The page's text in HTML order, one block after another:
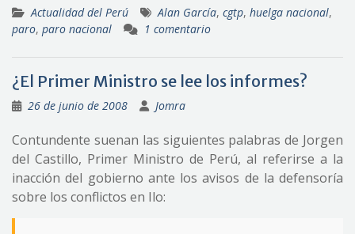
Actualidad del Perú Alan García, cgtp, huelga nacional,
paro, paro nacional 1 comentario
¿El Primer Ministro se lee los informes?
26 de junio de 2008 Jomra
Contundente suenan las siguientes palabras de Jorgen
del Castillo, Primer Ministro de Perú, al referirse a la
inacción del gobierno ante los avisos de la defensoría
sobre los conflictos en Ilo: